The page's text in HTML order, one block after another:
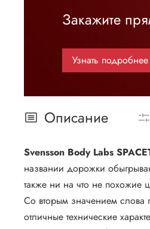
Закажите
Узнать подробнее
Описание
Svensson Body Labs
названии дорожки
также ни на что не похожие
Со вторым значением слова
отличные технические